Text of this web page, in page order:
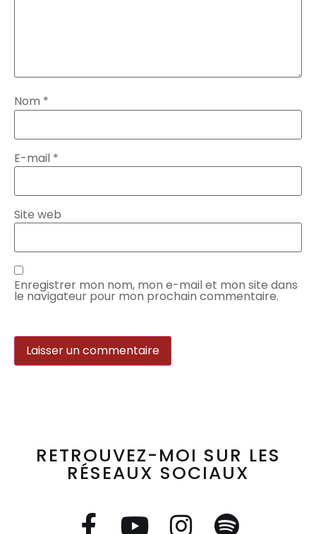
Nom *
E-mail *
Site web
Enregistrer mon nom, mon e-mail et mon site dans
le navigateur pour mon prochain commentaire.
RETROUVEZ-MOI SUR LES
RÉSEAUX SOCIAUX